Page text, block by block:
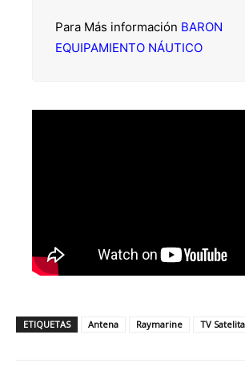
Para Más información BARON
EQUIPAMIENTO NÁUTICO
ETIQUETAS Antena Raymarine TV